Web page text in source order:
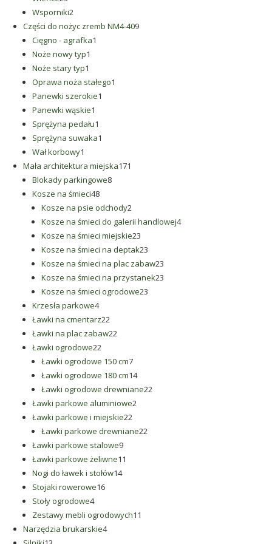
produkty
Wsporniki22
produkty
Części do nożyc zremb NM4-4099
Cięgno - agrafka1
Noże nowy typ1
Noże stary typ1
produkt
Oprawa noża stałego1
Panewki szerokie1
Panewki wąskie1
produkt
Sprężyna pedału1
produkt
Sprężyna suwaka1
Wał korbowy1
produkt
Mała architektura miejska171
Blokady parkingowe88
Kosze na śmieci4848
produktów
Kosze na psie odchody22
produkty
Kosze na śmieci do galerii handlowej44
Kosze na śmieci miejskie2323
produkty
Kosze na śmieci na deptak2323
produkty
Kosze na śmieci na plac zabaw2323
produkty
Kosze na śmieci na przystanek2323
Kosze na śmieci ogrodowe2323
Krzesła parkowe44
produkty
Ławki na cmentarz2222
produkty
Ławki na plac zabaw2222
Ławki ogrodowe2222
produkty
Ławki ogrodowe 150 cm77
produktów
Ławki ogrodowe 180 cm1414
produktów
Ławki ogrodowe drewniane2222
Ławki parkowe aluminiowe22
Ławki parkowe i miejskie2222
produkty
Ławki parkowe drewniane2222
Ławki parkowe stalowe99
produktów
Ławki parkowe żeliwne11
Nogi do ławek i stołów1414
Stojaki rowerowe1616
Stoły ogrodowe44
produkty
Zestawy mebli ogrodowych11
Narzędzia brukarskie44